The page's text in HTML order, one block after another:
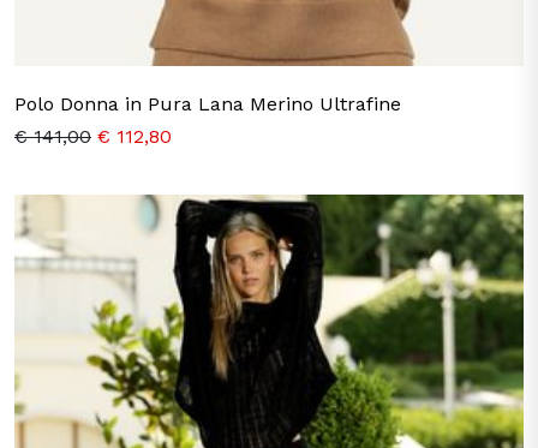
Polo Donna in Pura Lana Merino Ultrafine
€ 141,00 € 112,80